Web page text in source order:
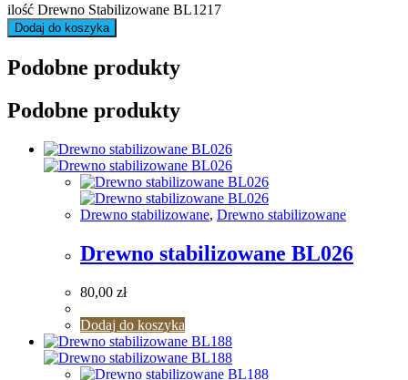
ilość Drewno Stabilizowane BL1217
Dodaj do koszyka
Podobne produkty
Podobne produkty
Drewno stabilizowane, Drewno stabilizowane
Drewno stabilizowane BL026
80,00 zł
Dodaj do koszyka